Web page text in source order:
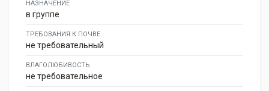
НАЗНАЧЕНИЕ
в группе
ТРЕБОВАНИЯ К ПОЧВЕ
не требовательный
ВЛАГОЛЮБИВОСТЬ
не требовательное